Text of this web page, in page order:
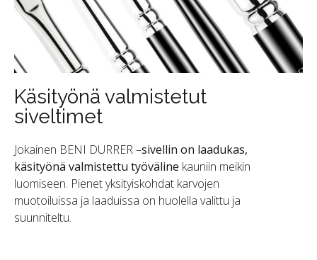
Käsityönä valmistetut
siveltimet
Jokainen BENI DURRER –sivellin on laadukas,
käsityönä valmistettu työväline kauniin meikin
luomiseen. Pienet yksityiskohdat karvojen
muotoiluissa ja laaduissa on huolella valittu ja
suunniteltu.